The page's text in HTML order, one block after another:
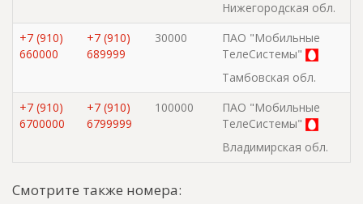
Нижегородская обл.
+7 (910)
660000
+7 (910)
689999
30000
ПАО "Мобильные
ТелеСистемы"
Тамбовская обл.
+7 (910)
6700000
+7 (910)
6799999
100000
ПАО "Мобильные
ТелеСистемы"
Владимирская обл.
Смотрите также номера: